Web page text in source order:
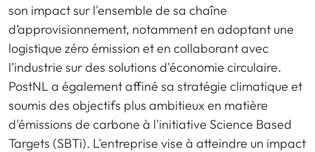
son impact sur l'ensemble de sa chaîne
d’approvisionnement, notamment en adoptant une
logistique zéro émission et en collaborant avec
l’industrie sur des solutions d'économie circulaire.
PostNL a également affiné sa stratégie climatique et
soumis des objectifs plus ambitieux en matière
d'émissions de carbone à l'initiative Science Based
Targets (SBTi). L'entreprise vise à atteindre un impact